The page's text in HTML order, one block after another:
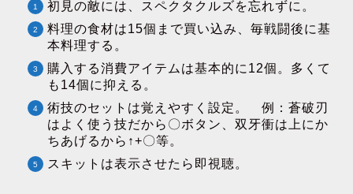
初見の敵には、スペクタクルズを忘れずに。
料理の食材は15個まで買い込み、毎戦闘後に基
本料理する。
購入する消費アイテムは基本的に12個。多くて
も14個に抑える。
術技のセットは覚えやすく設定。 例：蒼破刃
はよく使う技だから〇ボタン、双牙衝は上にか
ちあげるから↑+〇等。
スキットは表示させたら即視聴。